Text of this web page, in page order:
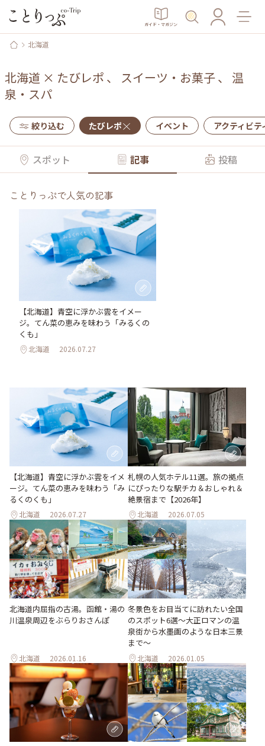
ガイド・マガジン
北海道
北海道 × たびレポ 、 スイーツ・お菓子、 温
泉・スパ
絞り込む たびレポ イベント アクティビテ
スポット 記事 投稿
ことりっぷで人気の記事
【北海道】青空に浮かぶ雲をイメー
ジ。てん菜の恵みを味わう「みるくの
くも」
北海道 2026.07.27
【北海道】青空に浮かぶ雲をイメ
ージ。てん菜の恵みを味わう「み
るくのくも」
北海道 2026.07.27
札幌の人気ホテル11選。旅の拠点
にぴったりな駅チカ＆おしゃれ＆
絶景宿まで【2026年】
北海道 2026.07.05
北海道内屈指の古湯。函館・湯の
川温泉周辺をぶらりおさんぽ
北海道 2026.01.16
冬景色をお目当てに訪れたい全国
のスポット6選〜大正ロマンの温
泉街から水墨画のような日本三景
まで〜
北海道 2026.01.05